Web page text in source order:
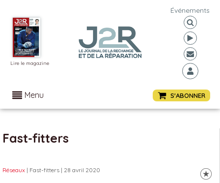
Lire le magazine
Événements
Menu S'ABONNER
Fast-fitters
Réseaux | Fast-fitters | 28 avril 2020